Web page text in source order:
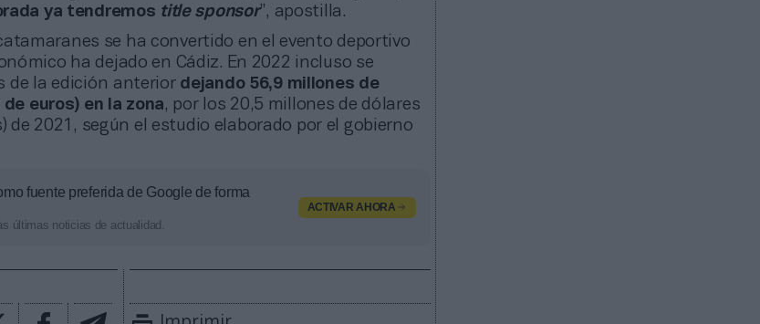
ya tendremos title sponsor”, apostilla.
se ha convertido en el evento deportivo
ha dejado en Cádiz. En 2022 incluso se
de la edición anterior dejando 56,9 millones de
euros) en la zona, por los 20,5 millones de dólares
de 2021, según el estudio elaborado por el gobierno
fuente preferida de Google de forma
últimas noticias de actualidad.
ACTIVAR AHORA